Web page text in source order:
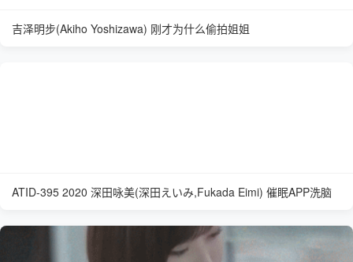
吉泽明步(Akiho Yoshizawa) 刚才为什么偷拍姐姐
ATID-395 2020 深田咏美(深田えいみ,Fukada Eimi) 催眠APP洗脑